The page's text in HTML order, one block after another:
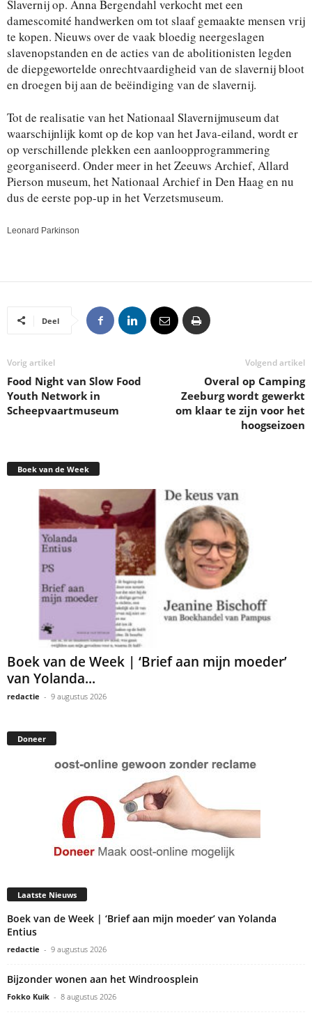
Slavernij op. Anna Bergendahl verkocht met een
damescomité handwerken om tot slaaf gemaakte mensen vrij
te kopen. Nieuws over de vaak bloedig neergeslagen
slavenopstanden en de acties van de abolitionisten legden
de diepgewortelde onrechtvaardigheid van de slavernij bloot
en droegen bij aan de beëindiging van de slavernij.
Tot de realisatie van het Nationaal Slavernijmuseum dat
waarschijnlijk komt op de kop van het Java-eiland, wordt er
op verschillende plekken een aanloopprogrammering
georganiseerd. Onder meer in het Zeeuws Archief, Allard
Pierson museum, het Nationaal Archief in Den Haag en nu
dus de eerste pop-up in het Verzetsmuseum.
Leonard Parkinson
Deel
Vorig artikel
Food Night van Slow Food
Youth Network in
Scheepvaartmuseum
Volgend artikel
Overal op Camping
Zeeburg wordt gewerkt
om klaar te zijn voor het
hoogseizoen
Boek van de Week
Boek van de Week | ‘Brief aan mijn moeder’
van Yolanda...
redactie - 9 augustus 2026
Doneer
Laatste Nieuws
Boek van de Week | ‘Brief aan mijn moeder’ van Yolanda
Entius
redactie - 9 augustus 2026
Bijzonder wonen aan het Windroosplein
Fokko Kuik - 8 augustus 2026